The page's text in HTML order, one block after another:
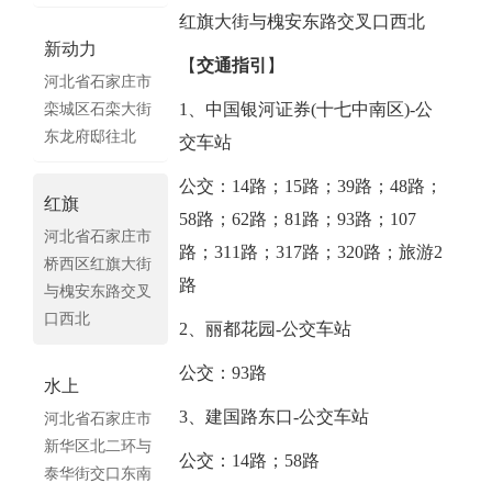
新动力
河北省石家庄市
栾城区石栾大街
东龙府邸往北
红旗
河北省石家庄市
桥西区红旗大街
与槐安东路交叉
口西北
水上
河北省石家庄市
新华区北二环与
泰华街交口东南
红旗大街与槐安东路交叉口西北
【交通指引 】
1、中国银河证券(十七中南区)-公
交车站
公交：14路；15路；39路；48路；
58路；62路；81路；93路；107
路；311路；317路；320路；旅游2
路
2、丽都花园-公交车站
公交：93路
3、建国路东口-公交车站
公交：14路；58路